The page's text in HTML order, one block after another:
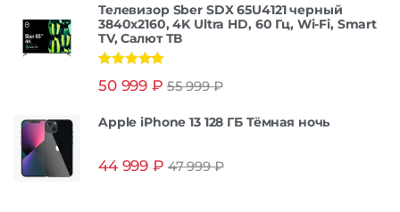
Телевизор Sber SDX 65U4121 черный
3840x2160, 4K Ultra HD, 60 Гц, Wi-Fi, Smart
TV, Салют ТВ
из 5
50 999 ₽ 55 999₽
Apple iPhone 13 128 ГБ Тёмная ночь
44 999 ₽ 47 999₽